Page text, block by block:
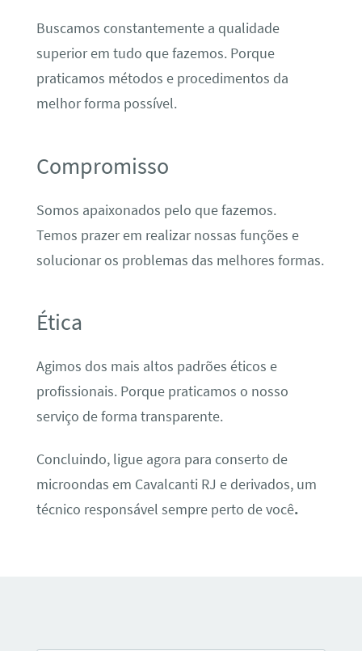
Buscamos constantemente a qualidade
superior em tudo que fazemos. Porque
praticamos métodos e procedimentos da
melhor forma possível.
Compromisso
Somos apaixonados pelo que fazemos.
Temos prazer em realizar nossas funções e
solucionar os problemas das melhores formas.
Ética
Agimos dos mais altos padrões éticos e
profissionais. Porque praticamos o nosso
serviço de forma transparente.
Concluindo, ligue agora para conserto de
microondas em Cavalcanti RJ e derivados, um
técnico responsável sempre perto de você.